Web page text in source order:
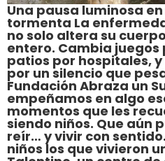
Una pausa luminosa
tormenta La
no solo altera su
entero. Cambia
patios por hospitales,
por un silencio que
Fundación Abraza un
empeñamos en algo
momentos que les
siendo niños. Que aún
reír… y vivir con
niños los que vivieron